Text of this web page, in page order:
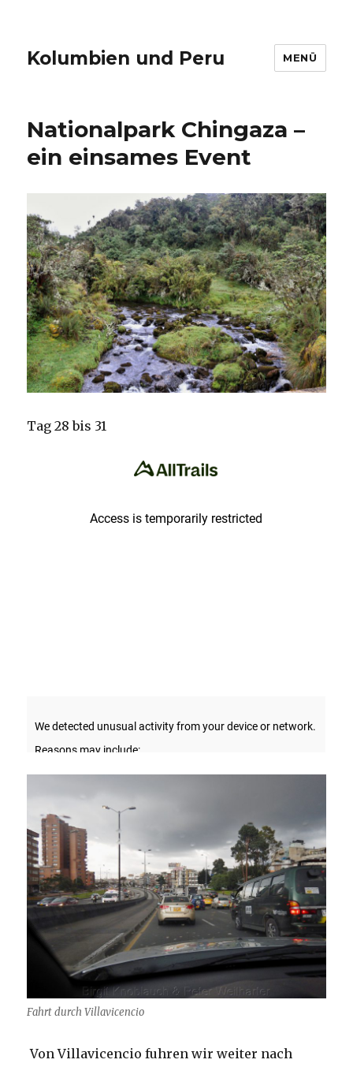
Kolumbien und Peru MENÜ
Nationalpark Chingaza –
ein einsames Event
Tag 28 bis 31
Fahrt durch Villavicencio
Von Villavicencio fuhren wir weiter nach